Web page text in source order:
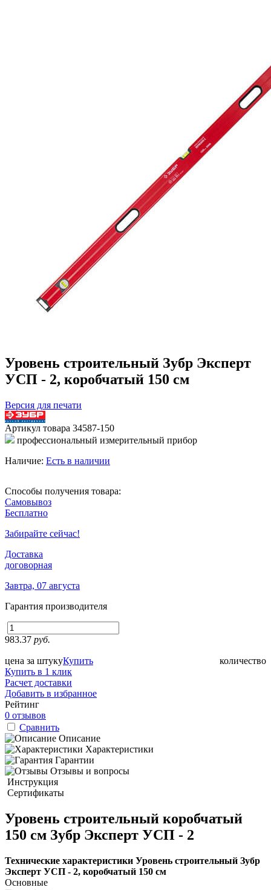
Уровень строительный Зубр Эксперт
УСП - 2, коробчатый 150 см
Версия для печати
Артикул товара 34587-150
профессиональный измерительный прибор
Наличие: Есть в наличии
Способы получения товара:
Самовывоз
Бесплатно
Забирайте сейчас!
Доставка
договорная
Завтра, 07 августа
Гарантия производителя
983.37 руб.
цена за штуку количество
Купить
Купить в 1 клик
Расчет доставки
Добавить в избранное
Рейтинг
0 отзывов
Сравнить
Описание
Характеристики
Гарантии
Отзывы и вопросы
Инструкция
Сертификаты
Уровень строительный коробчатый
150 см Зубр Эксперт УСП - 2
Технические характеристики Уровень строительный Зубр
Эксперт УСП - 2, коробчатый 150 см
Основные